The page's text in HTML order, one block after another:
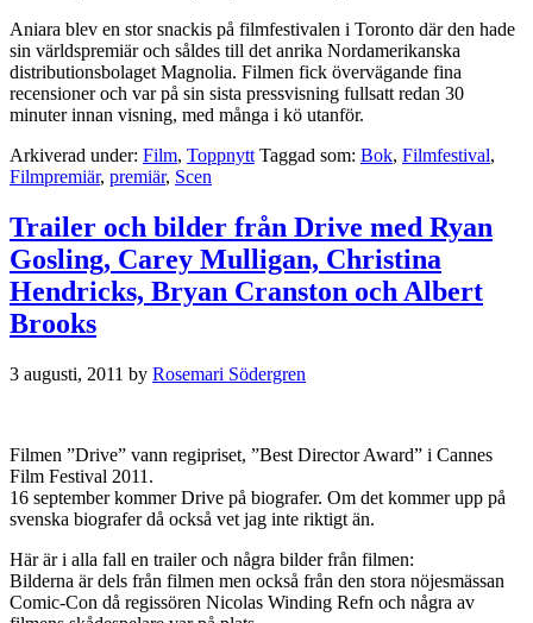
Aniara blev en stor snackis på filmfestivalen i Toronto där den hade
sin världspremiär och såldes till det anrika Nordamerikanska
distributionsbolaget Magnolia. Filmen fick övervägande fina
recensioner och var på sin sista pressvisning fullsatt redan 30
minuter innan visning, med många i kö utanför.
Arkiverad under: Film, Toppnytt Taggad som: Bok, Filmfestival,
Filmpremiär, premiär, Scen
Trailer och bilder från Drive med Ryan
Gosling, Carey Mulligan, Christina
Hendricks, Bryan Cranston och Albert
Brooks
3 augusti, 2011 by Rosemari Södergren
Filmen ”Drive” vann regipriset, ”Best Director Award” i Cannes
Film Festival 2011.
16 september kommer Drive på biografer. Om det kommer upp på
svenska biografer då också vet jag inte riktigt än.
Här är i alla fall en trailer och några bilder från filmen:
Bilderna är dels från filmen men också från den stora nöjesmässan
Comic-Con då regissören Nicolas Winding Refn och några av